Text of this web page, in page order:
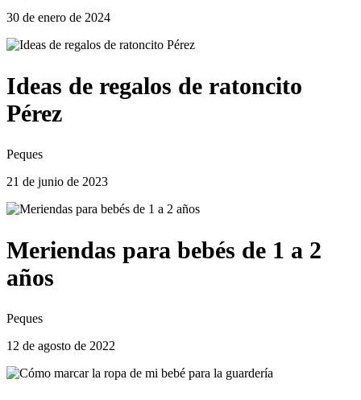
30 de enero de 2024
Ideas de regalos de ratoncito
Pérez
Peques
21 de junio de 2023
Meriendas para bebés de 1 a 2
años
Peques
12 de agosto de 2022